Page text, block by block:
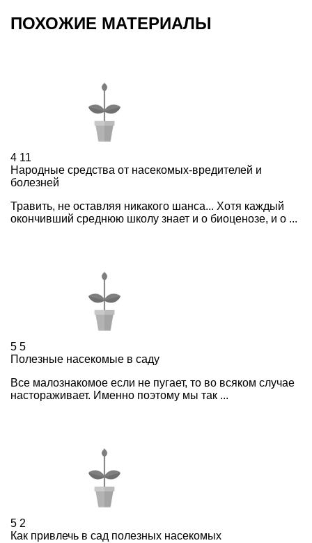
ПОХОЖИЕ МАТЕРИАЛЫ
4 11
Народные средства от насекомых-вредителей и
болезней
Травить, не оставляя никакого шанса... Хотя каждый
окончивший среднюю школу знает и о биоценозе, и о ...
5 5
Полезные насекомые в саду
Все малознакомое если не пугает, то во всяком случае
настораживает. Именно поэтому мы так ...
5 2
Как привлечь в сад полезных насекомых